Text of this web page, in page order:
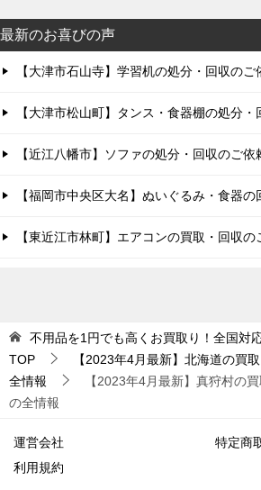
最新のお喜びの声
【大津市石山寺】学習机の処分・回収のご
【大津市松山町】タンス・食器棚の処分・
【近江八幡市】ソファの処分・回収のご依
【福岡市中央区大名】ぬいぐるみ・食器の
【東近江市林町】エアコンの買取・回収の
不用品を1円でも高くお買取り！全国対
TOP
【2023年4月最新】北海道の買
全情報
【2023年4月最新】真狩村の
の全情報
運営会社
特定商
利用規約